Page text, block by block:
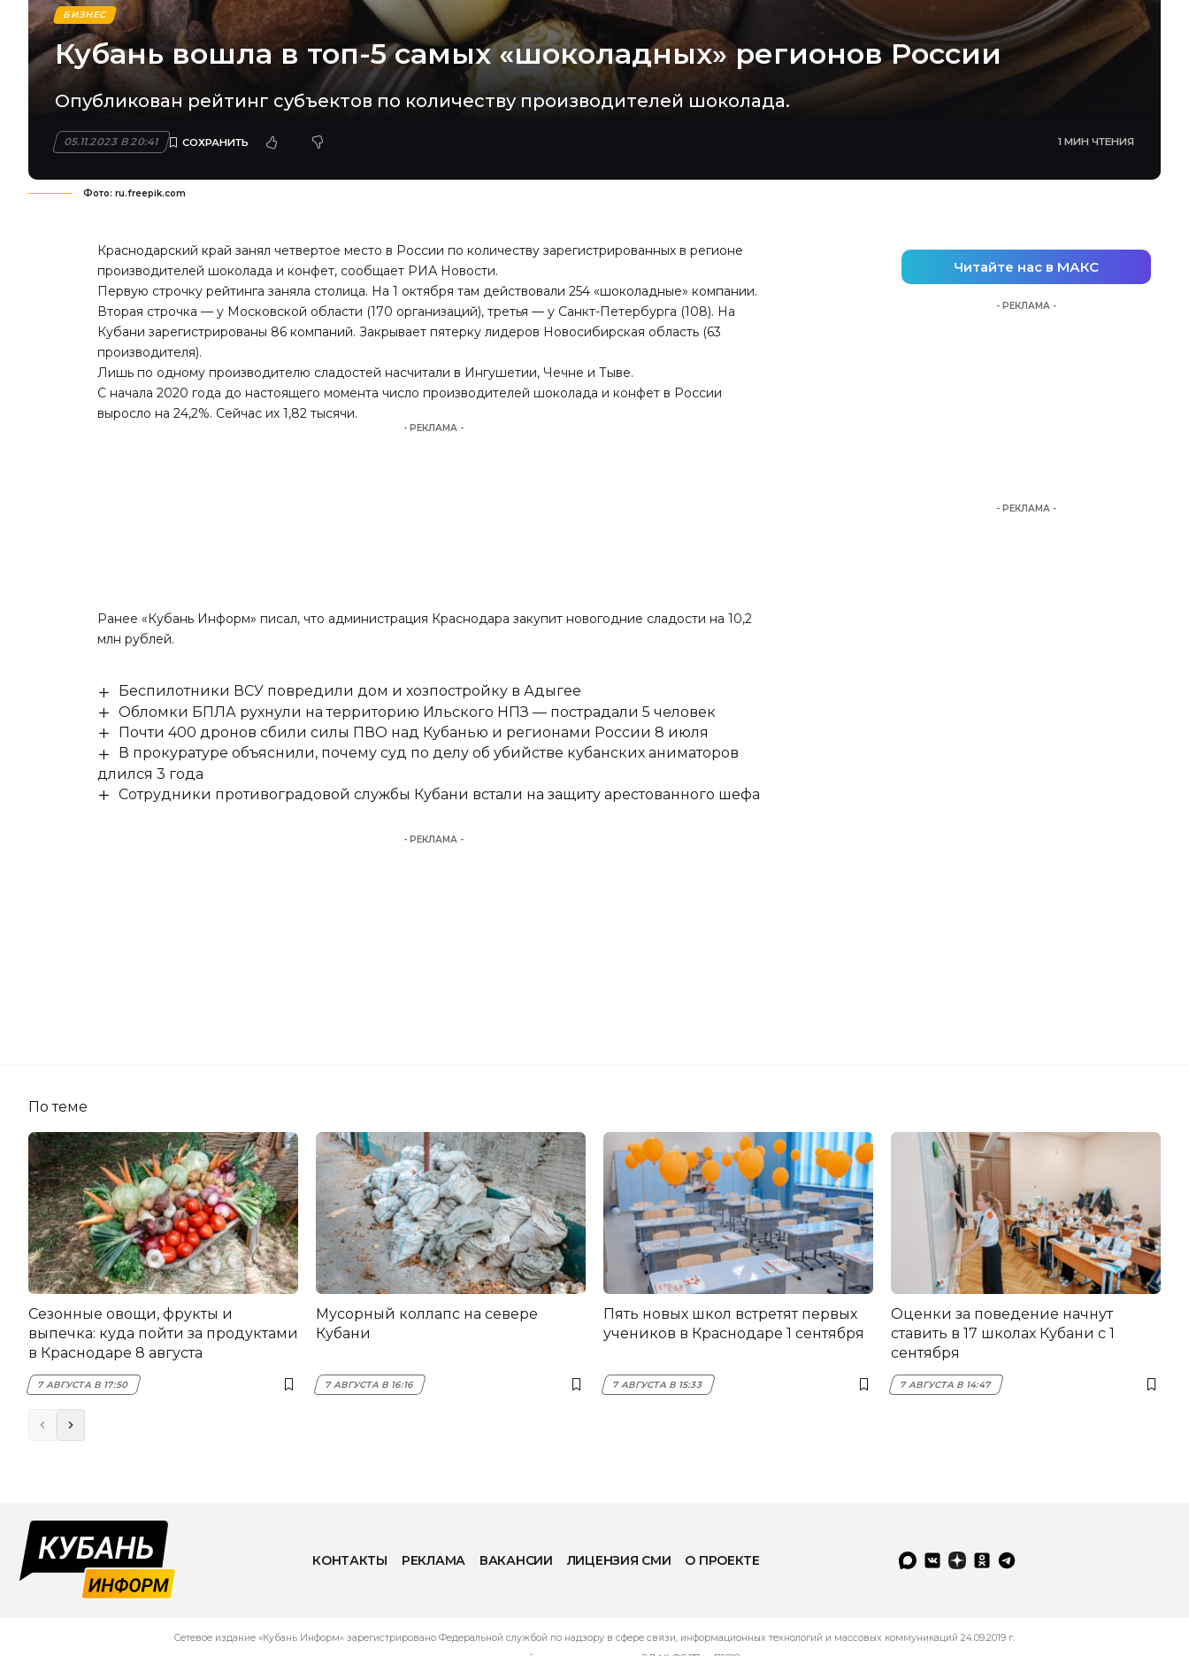
БИЗНЕС
Кубань вошла в топ-5 самых «шоколадных» регионов России
Опубликован рейтинг субъектов по количеству производителей шоколада.
05.11.2023 В 20:41 1 МИН ЧТЕНИЯ
Фото: ru.freepik.com
Краснодарский край занял четвертое место в России по количеству зарегистрированных в регионе
производителей шоколада и конфет, сообщает РИА Новости.
Первую строчку рейтинга заняла столица. На 1 октября там действовали 254 «шоколадные» компании.
Вторая строчка — у Московской области (170 организаций), третья — у Санкт-Петербурга (108). На
Кубани зарегистрированы 86 компаний. Закрывает пятерку лидеров Новосибирская область (63
производителя).
Лишь по одному производителю сладостей насчитали в Ингушетии, Чечне и Тыве.
С начала 2020 года до настоящего момента число производителей шоколада и конфет в России
выросло на 24,2%. Сейчас их 1,82 тысячи.
- РЕКЛАМА -
Ранее «Кубань Информ» писал, что администрация Краснодара закупит новогодние сладости на 10,2
млн рублей.
Беспилотники ВСУ повредили дом и хозпостройку в Адыгее
Обломки БПЛА рухнули на территорию Ильского НПЗ — пострадали 5 человек
Почти 400 дронов сбили силы ПВО над Кубанью и регионами России 8 июля
В прокуратуре объяснили, почему суд по делу об убийстве кубанских аниматоров
длился 3 года
Сотрудники противоградовой службы Кубани встали на защиту арестованного шефа
- РЕКЛАМА -
Читайте нас в МАКС
- РЕКЛАМА -
- РЕКЛАМА -
По теме
Сезонные овощи, фрукты и
выпечка: куда пойти за продуктами
в Краснодаре 8 августа
7 АВГУСТА В 17:50
Мусорный коллапс на севере
Кубани
7 АВГУСТА В 16:16
Пять новых школ встретят первых
учеников в Краснодаре 1 сентября
7 АВГУСТА В 15:33
Оценки за поведение начнут
ставить в 17 школах Кубани с 1
сентября
7 АВГУСТА В 14:47
КОНТАКТЫ РЕКЛАМА ВАКАНСИИ ЛИЦЕНЗИЯ СМИ О ПРОЕКТЕ
Сетевое издание «Кубань Информ» зарегистрировано Федеральной службой по надзору в сфере связи, информационных технологий и массовых коммуникаций 24.09.2019 г.